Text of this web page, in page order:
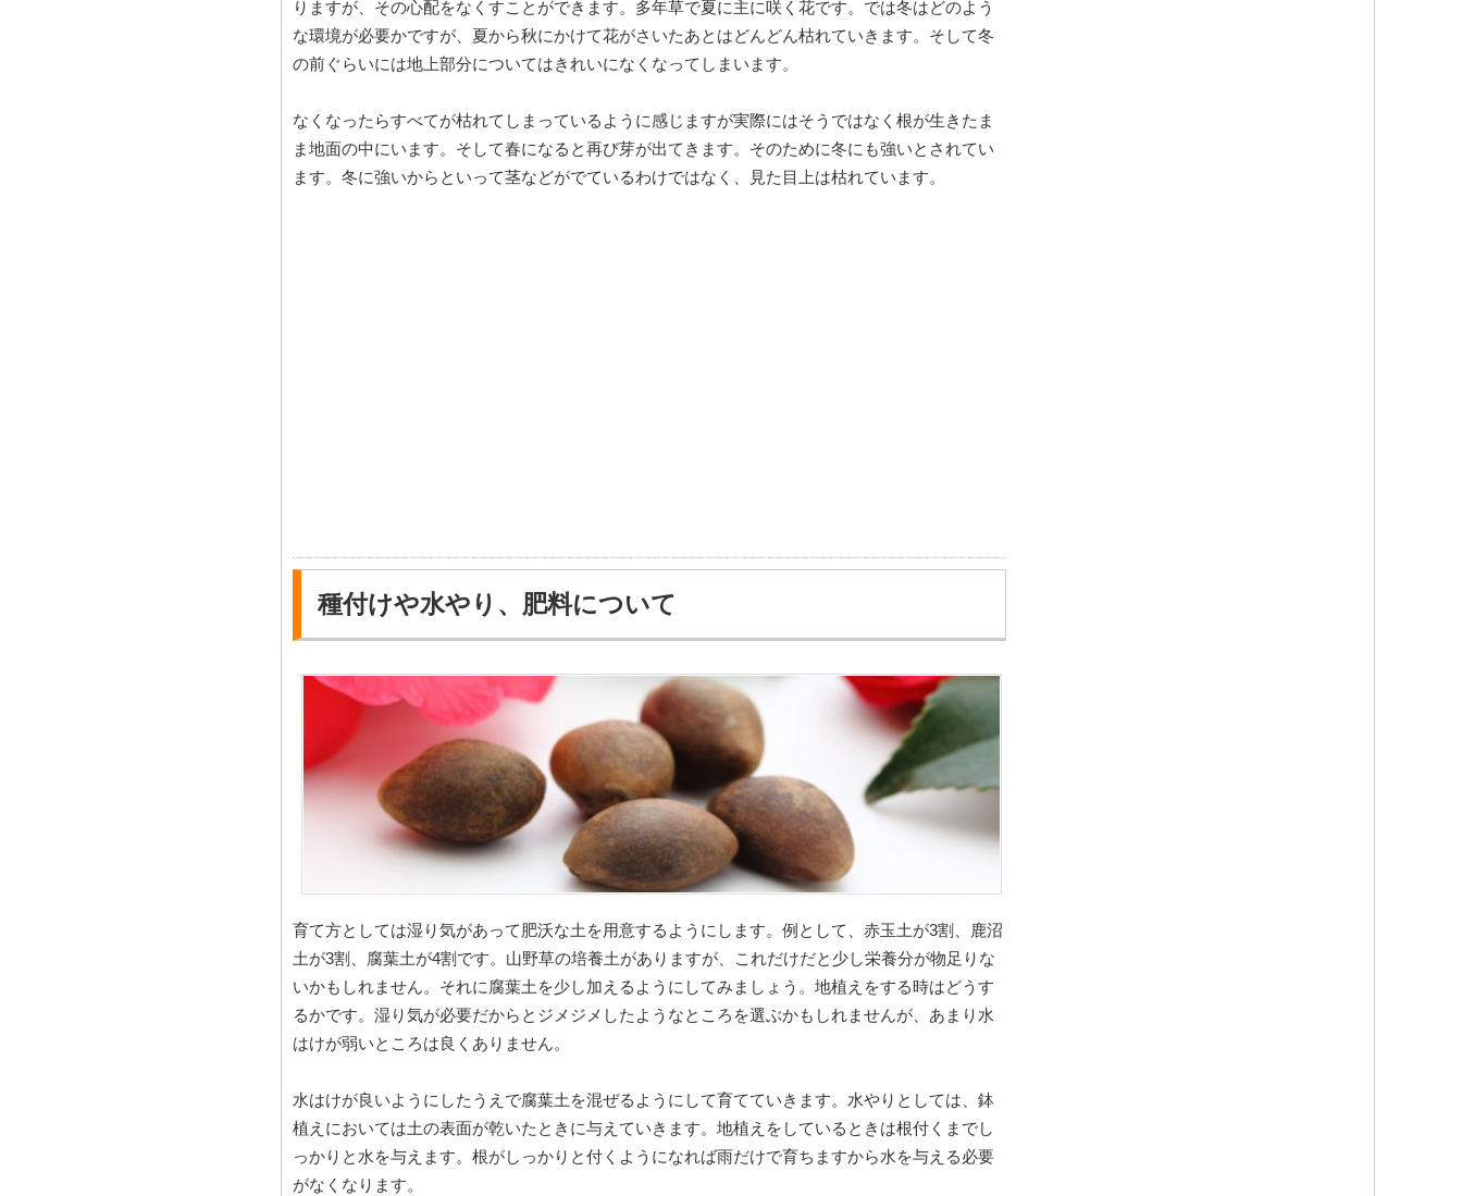
りますが、その心配をなくすことができます。多年草で夏に主に咲く花です。では冬はどのよう
な環境が必要かですが、夏から秋にかけて花がさいたあとはどんどん枯れていきます。そして冬
の前ぐらいには地上部分についてはきれいになくなってしまいます。
なくなったらすべてが枯れてしまっているように感じますが実際にはそうではなく根が生きたま
ま地面の中にいます。そして春になると再び芽が出てきます。そのために冬にも強いとされてい
ます。冬に強いからといって茎などがでているわけではなく、見た目上は枯れています。
種付けや水やり、肥料について
育て方としては湿り気があって肥沃な土を用意するようにします。例として、赤玉土が3割、鹿沼
土が3割、腐葉土が4割です。山野草の培養土がありますが、これだけだと少し栄養分が物足りな
いかもしれません。それに腐葉土を少し加えるようにしてみましょう。地植えをする時はどうす
るかです。湿り気が必要だからとジメジメしたようなところを選ぶかもしれませんが、あまり水
はけが弱いところは良くありません。
水はけが良いようにしたうえで腐葉土を混ぜるようにして育てていきます。水やりとしては、鉢
植えにおいては土の表面が乾いたときに与えていきます。地植えをしているときは根付くまでし
っかりと水を与えます。根がしっかりと付くようになれば雨だけで育ちますから水を与える必要
がなくなります。